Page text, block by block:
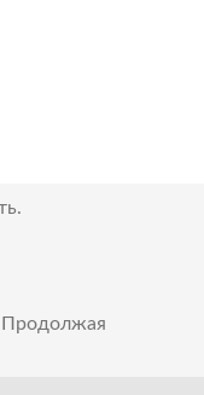
Продолжая